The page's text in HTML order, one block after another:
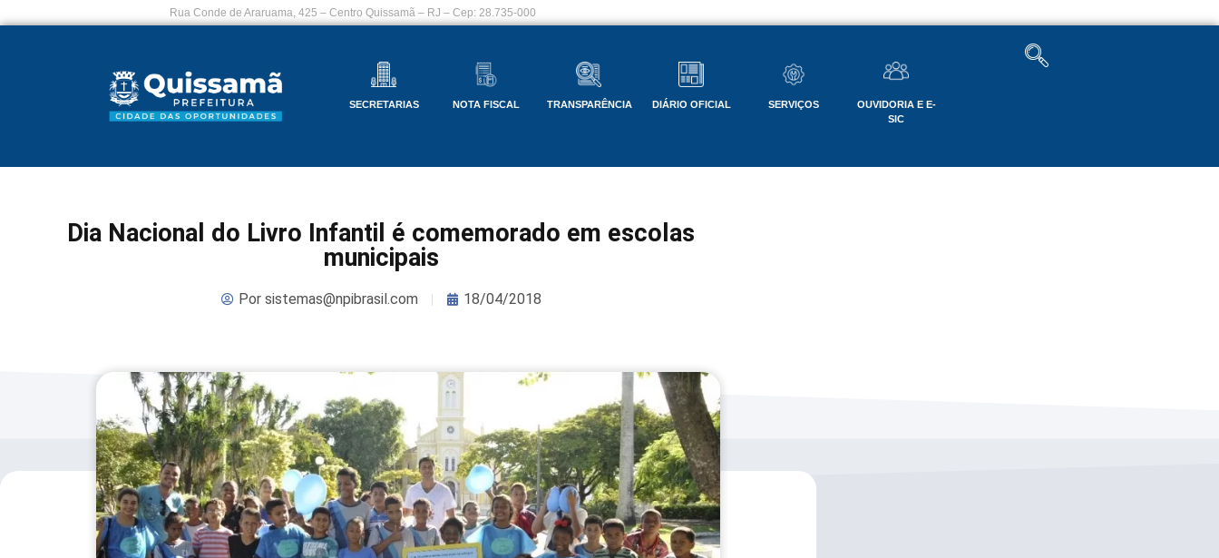
Rua Conde de Araruama, 425 – Centro Quissamã – RJ – Cep: 28.735-000
SECRETARIAS NOTA FISCAL TRANSPARÊNCIA DIÁRIO OFICIAL SERVIÇOS
OUVIDORIA E E-
SIC
Dia Nacional do Livro Infantil é comemorado em escolas
municipais
Porsistemas@npibrasil.com 18/04/2018